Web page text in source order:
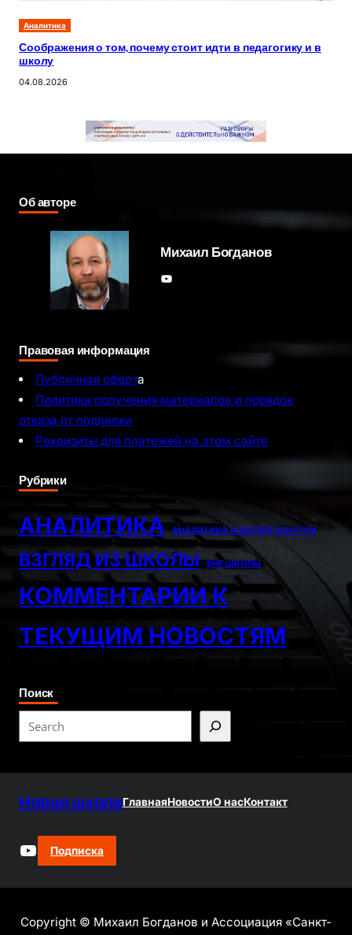
Аналитика
Соображения о том, почему стоит идти в педагогику и в
школу
04.08.2026
Об авторе
Михаил Богданов
YouTube
Правовая информация
Публичная оферта
Политика получения материалов и порядок
отказа от подписки
Реквизиты для платежей на этом сайте
Рубрики
АНАЛИТИКА АНАЛИТИКА И ВЗГЛЯД ИЗНУТРИ
ВЗГЛЯД ИЗ ШКОЛЫ ВНЕ ШКОЛЫ
КОММЕНТАРИИ К
ТЕКУЩИМ НОВОСТЯМ
Поиск
e
c
Новая школаГлавнаяНовостиО насКонтакт
YouTube
Подписка
Copyright © Михаил Богданов и Ассоциация «Санкт-